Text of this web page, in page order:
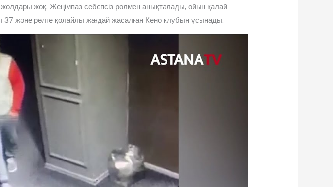
жоқ. Жеңімпаз себепсіз рөлмен анықталады, ойын қалай
және рөлге қолайлы жағдай жасалған Кено клубын ұсынады.